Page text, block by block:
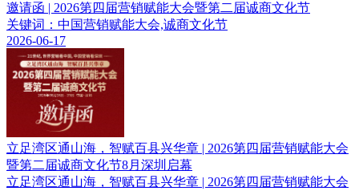
邀请函 | 2026第四届营销赋能大会暨第二届诚商文化节
关键词：中国营销赋能大会,诚商文化节
2026-06-17
立足湾区通山海，智赋百县兴华章 | 2026第四届营销赋能大会
暨第二届诚商文化节8月深圳启幕
立足湾区通山海，智赋百县兴华章 | 2026第四届营销赋能大会